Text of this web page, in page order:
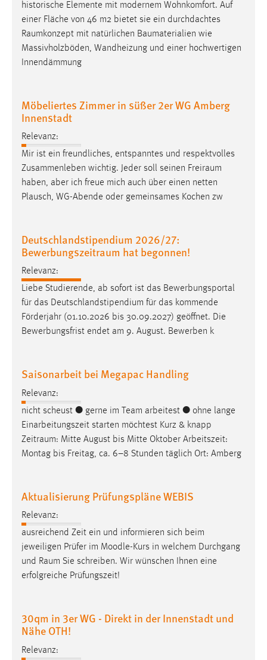
historische Elemente mit modernem Wohnkomfort. Auf
einer Fläche von 46 m2 bietet sie ein durchdachtes
Raumkonzept mit natürlichen Baumaterialien wie
Massivholzböden, Wandheizung und einer hochwertigen
Innendämmung
Möbeliertes Zimmer in süßer 2er WG Amberg
Innenstadt
Relevanz:
Mir ist ein freundliches, entspanntes und respektvolles
Zusammenleben wichtig. Jeder soll seinen Freiraum
haben, aber ich freue mich auch über einen netten
Plausch, WG-Abende oder gemeinsames Kochen zw
Deutschlandstipendium 2026/27:
Bewerbungszeitraum hat begonnen!
Relevanz:
Liebe Studierende, ab sofort ist das Bewerbungsportal
für das Deutschlandstipendium für das kommende
Förderjahr (01.10.2026 bis 30.09.2027) geöffnet. Die
Bewerbungsfrist endet am 9. August. Bewerben k
Saisonarbeit bei Megapac Handling
Relevanz:
nicht scheust ● gerne im Team arbeitest ● ohne lange
Einarbeitungszeit starten möchtest Kurz & knapp
Zeitraum: Mitte August bis Mitte Oktober Arbeitszeit:
Montag bis Freitag, ca. 6–8 Stunden täglich Ort: Amberg
Aktualisierung Prüfungspläne WEBIS
Relevanz:
ausreichend Zeit ein und informieren sich beim
jeweiligen Prüfer im Moodle-Kurs in welchem Durchgang
und Raum Sie schreiben. Wir wünschen Ihnen eine
erfolgreiche Prüfungszeit!
30qm in 3er WG - Direkt in der Innenstadt und
Nähe OTH!
Relevanz:
Cookie Laufzeit:
3 Monate
Name:
_fbp
Anbieter:
Facebook
Zweck:
EXTERNE MEDIEN
Um Inhalte von Videoplattformen und Social Media
Plattformen anzeigen zu können, werden von diesen
externen Medien Cookies gesetzt.